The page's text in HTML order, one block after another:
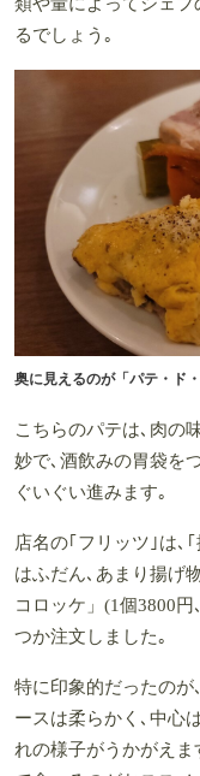
るでしょう｡
奥に見えるのが「パテ・ド
こちらのパテは､肉の
妙で､酒飲みの胃袋を
ぐいぐい進みます｡
店名の｢フリッツ｣は､
はふだん､あまり揚げ
コロッケ」(1個3800
つか注文しました｡
特に印象的だったのが
ースは柔らかく､中心
れの様子がうかがえ